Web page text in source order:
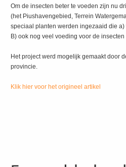
Om de insecten beter te voeden zijn nu
(het Piushavengebied, Terrein
speciaal planten werden ingezaaid die
B) ook nog veel voeding voor de insecten
Het project werd mogelijk gemaakt door
provincie.
Klik hier voor het origineel artikel